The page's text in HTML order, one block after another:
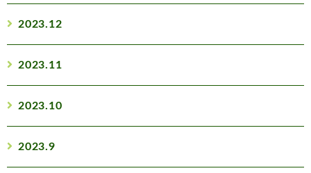
2023.12
2023.11
2023.10
2023.9